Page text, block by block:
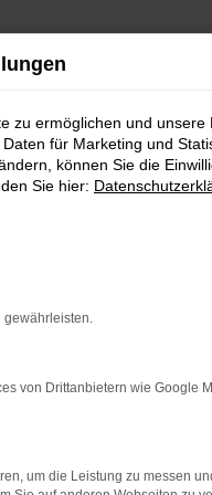
geeigneteres
und doch
zu ermöglichen und unsere
für Marketing und
können Sie die
Sie hier:
gewährleisten.
von Drittanbietern wie Google
um die Leistung zu messen